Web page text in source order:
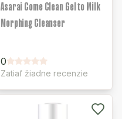
Asarai Come Clean Gel to Milk
Morphing Cleanser
0
Zatiaľ žiadne recenzie